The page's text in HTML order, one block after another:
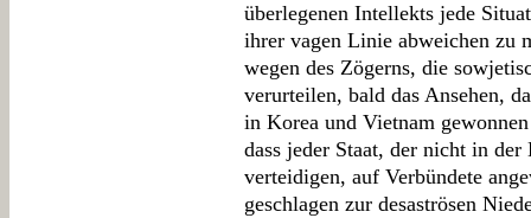
überlegenen Intellekts jede
ihrer vagen Linie abweichen zu
wegen des Zögerns, die
verurteilen, bald das Ansehen,
in Korea und Vietnam
dass jeder Staat, der nicht in
verteidigen, auf Verbündete
geschlagen zur desaströsen